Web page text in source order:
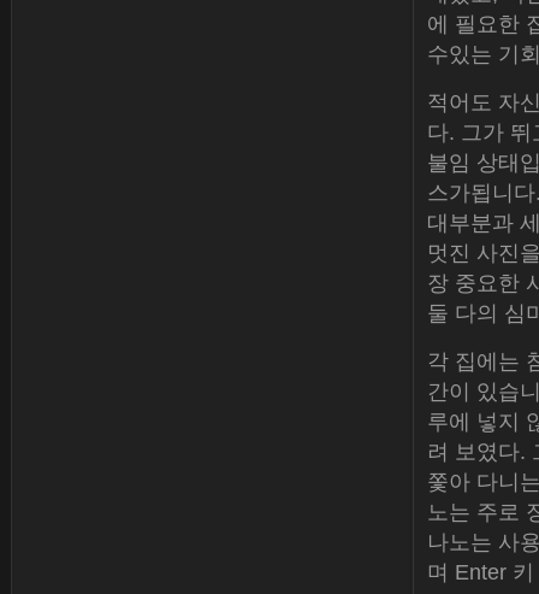
에 필요한
수있는 기
적어도 자
다. 그가
불임 상태
스가됩니
대부분과
멋진 사진
장 중요한
둘 다의 심
각 집에는
간이 있습
루에 넣지
려 보였다.
쫓아 다니
노는 주로
나노는 사
며 Enter